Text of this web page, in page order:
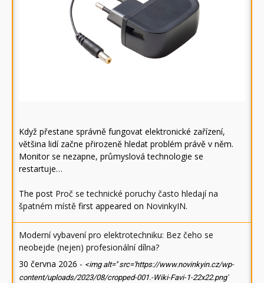
Když přestane správně fungovat elektronické zařízení,
většina lidí začne přirozeně hledat problém právě v něm.
Monitor se nezapne, průmyslová technologie se
restartuje…
The post Proč se technické poruchy často hledají na
špatném místě first appeared on NovinkyIN.
Moderní vybavení pro elektrotechniku: Bez čeho se
neobejde (nejen) profesionální dílna?
30 června 2026 - <img alt='' src='https://www.novinkyin.cz/wp-
content/uploads/2023/08/cropped-001.-Wiki-Favi-1-22x22.png'